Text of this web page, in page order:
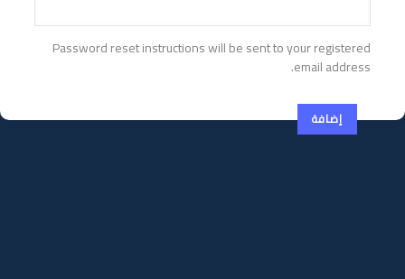
Password reset instructions will be sent to your registered
email address.